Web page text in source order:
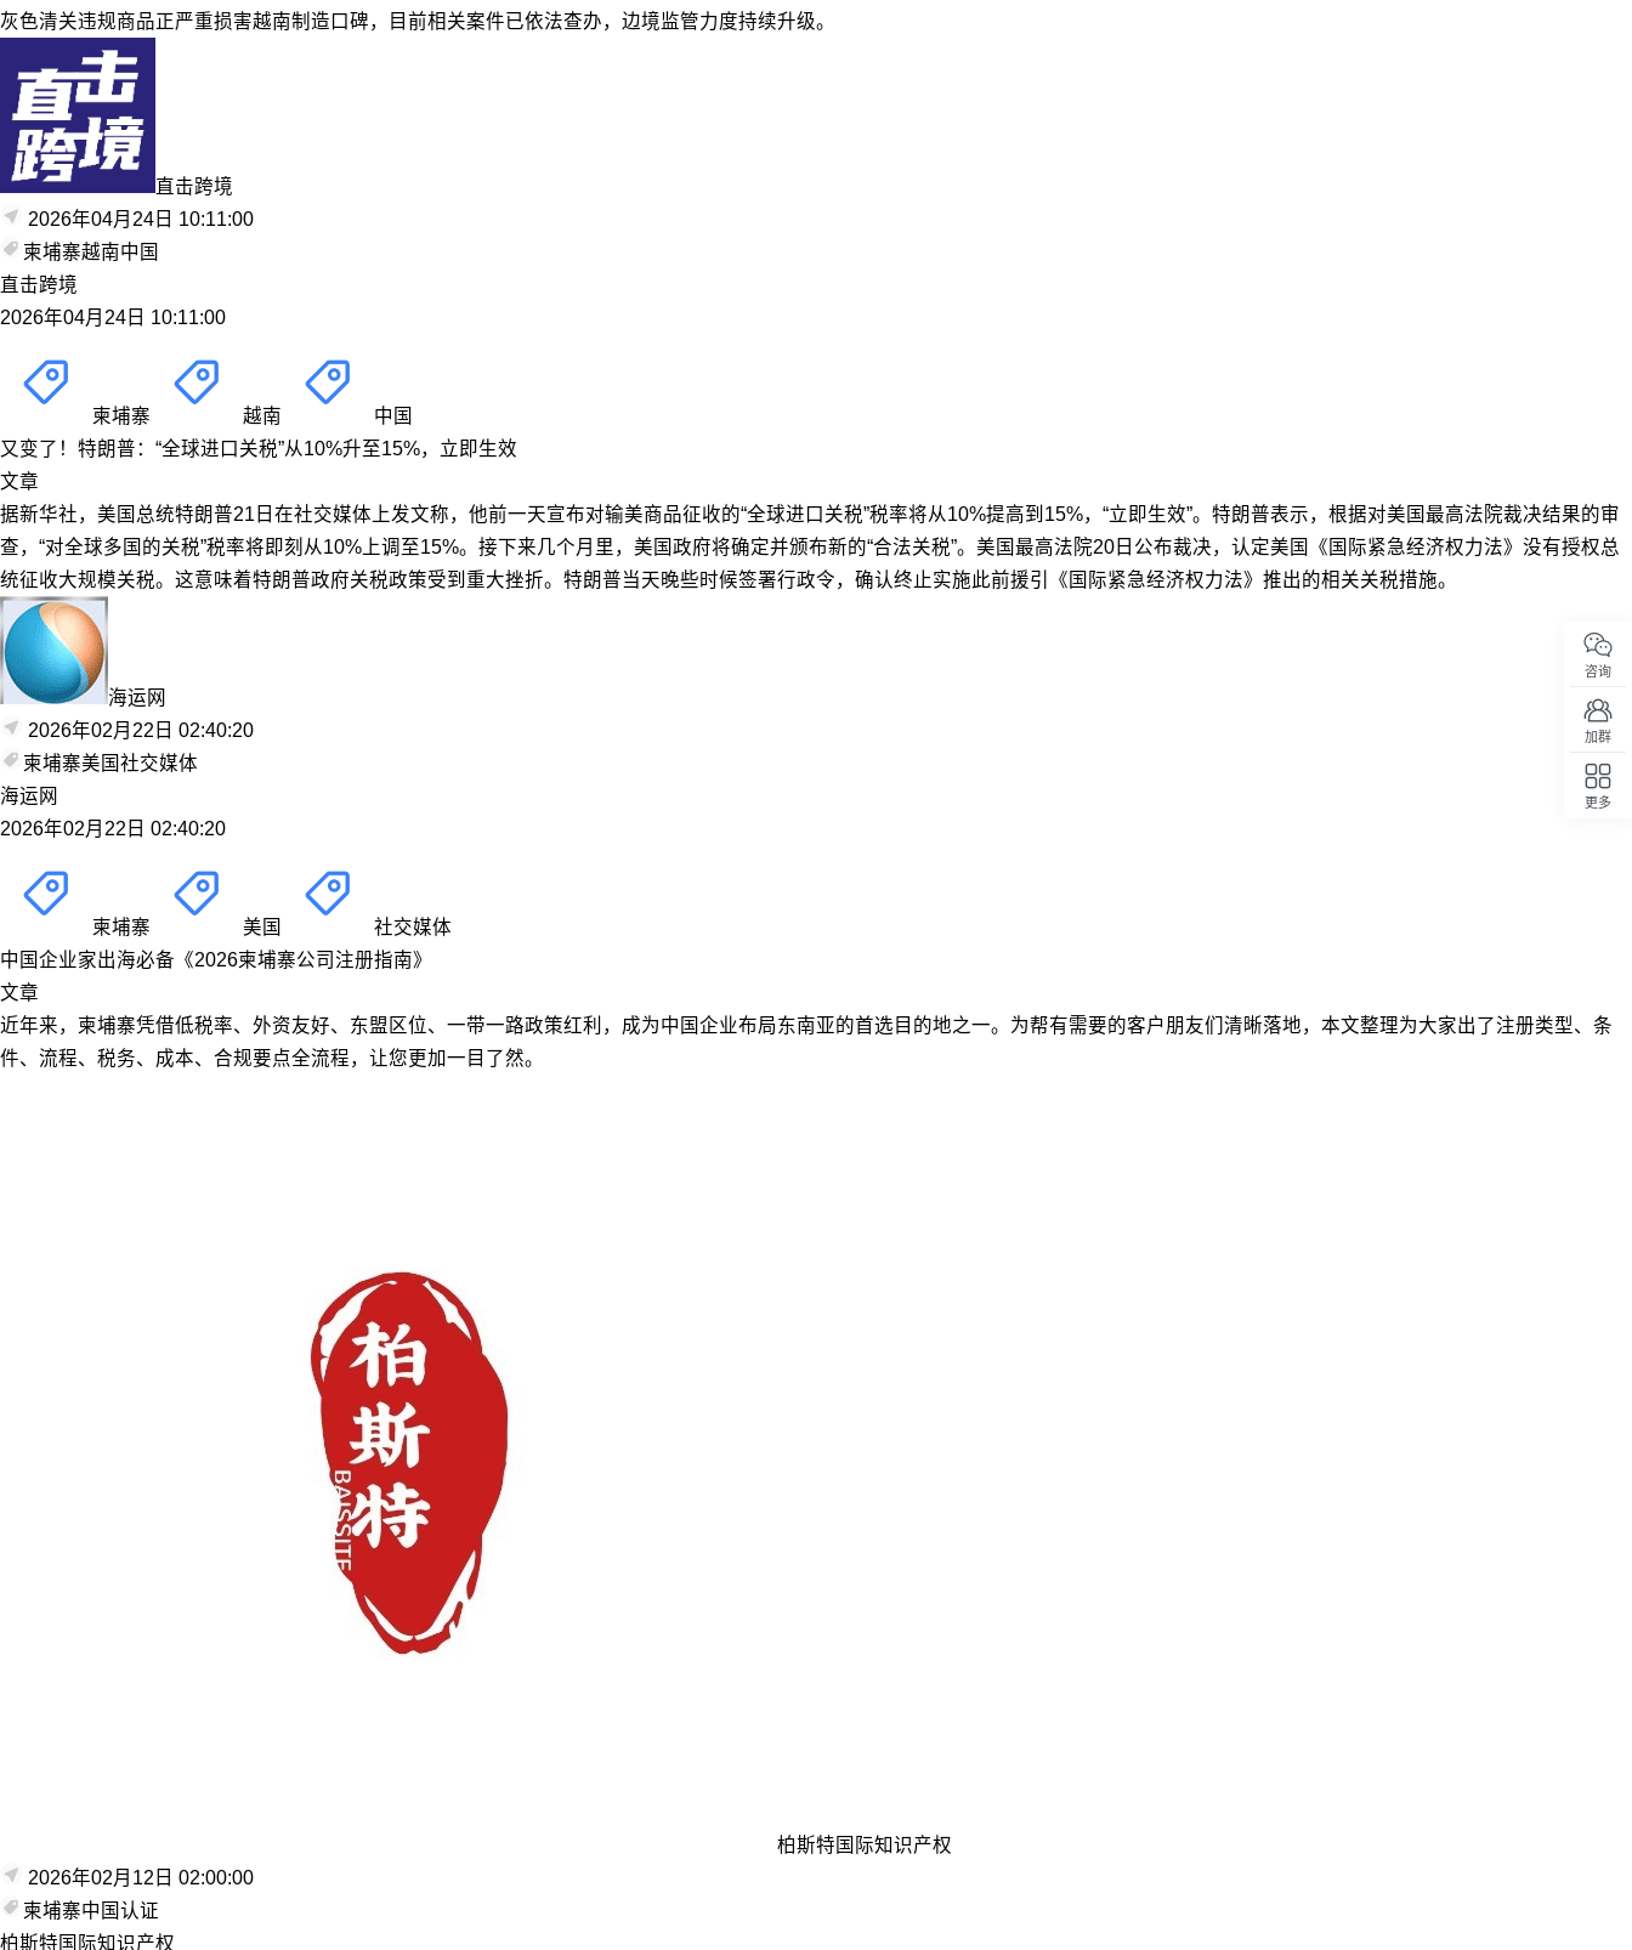
灰色清关违规商品正严重损害越南制造口碑，目前相关案件已依法查办，边境监管力度持续升级。
直击跨境
2026年04月24日 10:11:00
柬埔寨越南中国
直击跨境
2026年04月24日 10:11:00
柬埔寨 越南
中国
又变了！特朗普：“全球进口关税”从10%升至15%，立即生效
文章
据新华社，美国总统特朗普21日在社交媒体上发文称，他前一天宣布对输美商品征收的“全球进口关税”税率将从10%提高到15%，“立即生效”。特朗普表示，根据对美国最高法院裁决结果的审
查，“对全球多国的关税”税率将即刻从10%上调至15%。接下来几个月里，美国政府将确定并颁布新的“合法关税”。美国最高法院20日公布裁决，认定美国《国际紧急经济权力法》没有授权总
统征收大规模关税。这意味着特朗普政府关税政策受到重大挫折。特朗普当天晚些时候签署行政令，确认终止实施此前援引《国际紧急经济权力法》推出的相关关税措施。
海运网
2026年02月22日 02:40:20
柬埔寨美国 社交媒体
海运网
2026年02月22日 02:40:20
柬埔寨 美国
社交媒体
中国企业家出海必备《2026柬埔寨公司注册指南》
文章
近年来，柬埔寨凭借低税率、外资友好、东盟区位、一带一路政策红利，成为中国企业布局东南亚的首选目的地之一。为帮有需要的客户朋友们清晰落地，本文整理为大家出了注册类型、条
件、流程、税务、成本、合规要点全流程，让您更加一目了然。
柏斯特国际知识产权
2026年02月12日 02:00:00
柬埔寨中国 认证
柏斯特国际知识产权
咨询
加群
更多